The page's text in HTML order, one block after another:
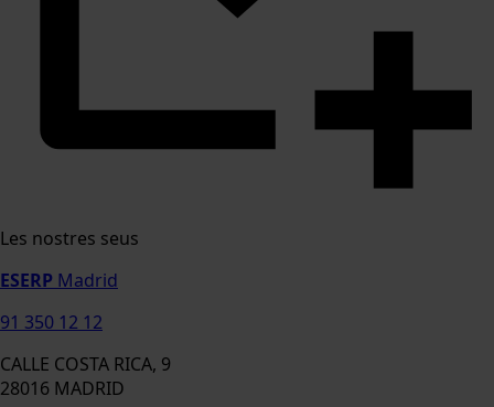
Les nostres seus
ESERP Madrid
91 350 12 12
CALLE COSTA RICA, 9
28016 MADRID